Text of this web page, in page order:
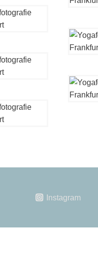
Instagram